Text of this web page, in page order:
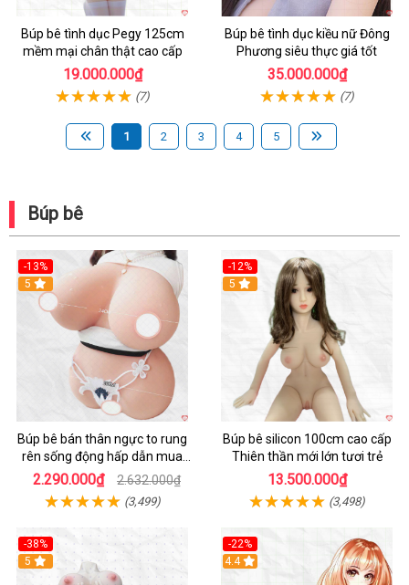
Búp bê tình dục Pegy 125cm
mềm mại chân thật cao cấp
19.000.000₫
(7)
Búp bê tình dục kiều nữ Đông
Phương siêu thực giá tốt
35.000.000₫
(7)
1 2 3 4 5
Búp bê
-13%
Hot
5
Búp bê bán thân ngực to rung
rên sống động hấp dẫn mua
ngay
2.290.000₫ 2.632.000₫
(3,499)
-12%
5
Búp bê silicon 100cm cao cấp
Thiên thần mới lớn tươi trẻ
13.500.000₫
(3,498)
-38%
Hot
5
-22%
Hot
4.4